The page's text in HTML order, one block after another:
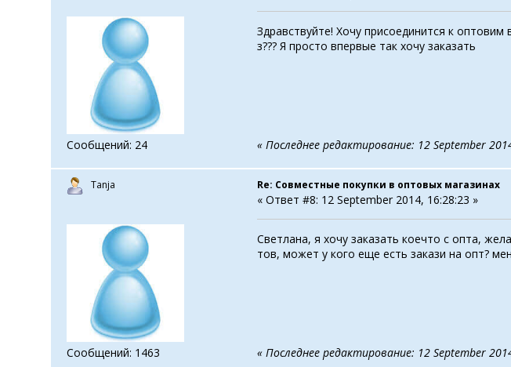
Сообщений: 24
Здравствуйте! Хочу присоединится к
з??? Я просто впервые так хочу заказать
« Последнее редактирование: 12 September
Tanja
Сообщений: 1463
Re: Совместные покупки в оптовых магазинах
« Ответ #8: 12 September 2014, 16:28:23 »
Светлана, я хочу заказать коечто с опта,
тов, может у кого еще есть закази на опт?
« Последнее редактирование: 12 September